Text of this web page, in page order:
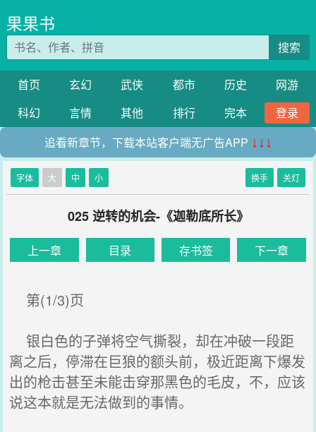
果果书
搜索
首页 玄幻 武侠 都市 历史
网游
科幻
言情 其他 排行 完本
登录
追看新章节，下载本站客户端无广告APP ↓↓↓
字体 大 中 小 换手 关灯
025 逆转的机会-《迦勒底所长》
上一章 目录 存书签 下一章
第(1/3)页
银白色的子弹将空气撕裂，却在冲破一段距
离之后，停滞在巨狼的额头前，极近距离下爆发
出的枪击甚至未能击穿那黑色的毛皮，不，应该
说这本就是无法做到的事情。